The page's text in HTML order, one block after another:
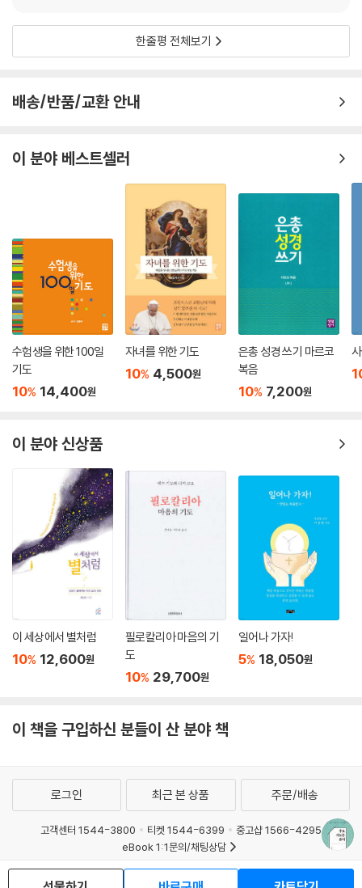
한줄평 전체보기
배송/반품/교환 안내
이 분야 베스트셀러
수험생을 위한 100일
기도
10% 14,400원
자녀를 위한 기도
10% 4,500원
은총 성경 쓰기 마르코
복음
10% 7,200원
이 분야 신상품
이 세상에서 별처럼
10% 12,600원
필로칼리아 마음의 기
도
10% 29,700원
일어나 가자!
5% 18,050원
이 책을 구입하신 분들이 산 분야 책
로그인 최근 본 상품 주문/배송
고객센터 1544-3800 티켓 1544-6399
중고샵 1566-4295
eBook 1:1문의/채팅상담
예스이십사(주) 사업자 정보